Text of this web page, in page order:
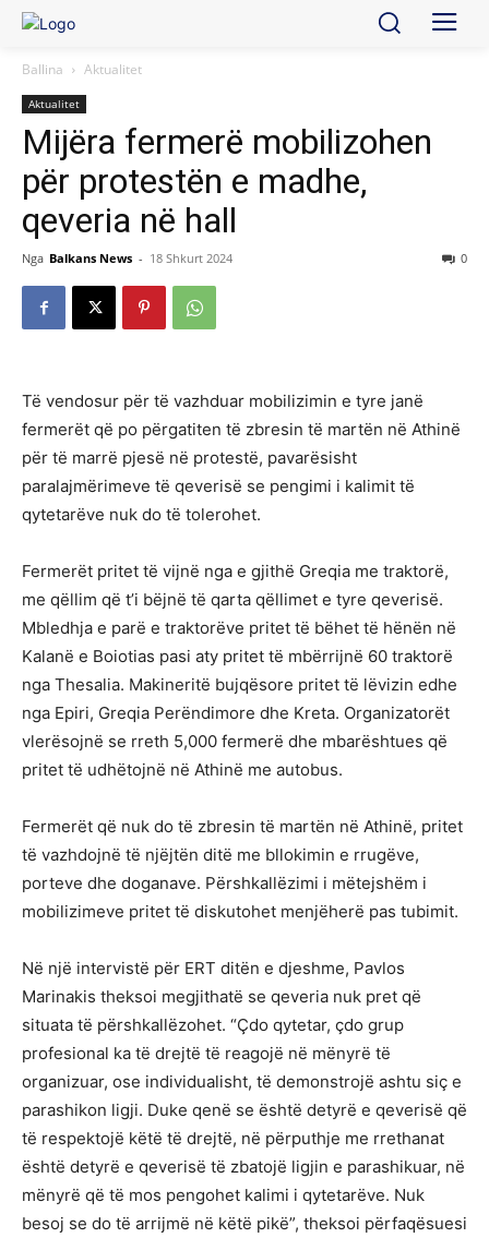
Ballina Aktualitet
Aktualitet
Mijëra fermerë mobilizohen
për protestën e madhe,
qeveria në hall
Nga Balkans News - 18 Shkurt 2024 0
Të vendosur për të vazhduar mobilizimin e tyre janë
fermerët që po përgatiten të zbresin të martën në Athinë
për të marrë pjesë në protestë, pavarësisht
paralajmërimeve të qeverisë se pengimi i kalimit të
qytetarëve nuk do të tolerohet.
Fermerët pritet të vijnë nga e gjithë Greqia me traktorë,
me qëllim që t’i bëjnë të qarta qëllimet e tyre qeverisë.
Mbledhja e parë e traktorëve pritet të bëhet të hënën në
Kalanë e Boiotias pasi aty pritet të mbërrijnë 60 traktorë
nga Thesalia. Makineritë bujqësore pritet të lëvizin edhe
nga Epiri, Greqia Perëndimore dhe Kreta. Organizatorët
vlerësojnë se rreth 5,000 fermerë dhe mbarështues që
pritet të udhëtojnë në Athinë me autobus.
Fermerët që nuk do të zbresin të martën në Athinë, pritet
të vazhdojnë të njëjtën ditë me bllokimin e rrugëve,
porteve dhe doganave. Përshkallëzimi i mëtejshëm i
mobilizimeve pritet të diskutohet menjëherë pas tubimit.
Në një intervistë për ERT ditën e djeshme, Pavlos
Marinakis theksoi megjithatë se qeveria nuk pret që
situata të përshkallëzohet. “Çdo qytetar, çdo grup
profesional ka të drejtë të reagojë në mënyrë të
organizuar, ose individualisht, të demonstrojë ashtu siç e
parashikon ligji. Duke qenë se është detyrë e qeverisë që
të respektojë këtë të drejtë, në përputhje me rrethanat
është detyrë e qeverisë të zbatojë ligjin e parashikuar, në
mënyrë që të mos pengohet kalimi i qytetarëve. Nuk
besoj se do të arrijmë në këtë pikë”, theksoi përfaqësuesi